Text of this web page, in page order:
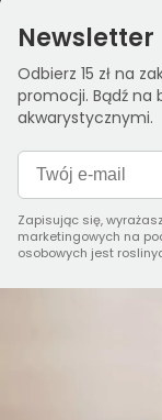
Newsletter
Odbierz 15 zł na
promocji. Bądź na
akwarystycznymi.
Zapisując się,
marketingowych na
osobowych jest